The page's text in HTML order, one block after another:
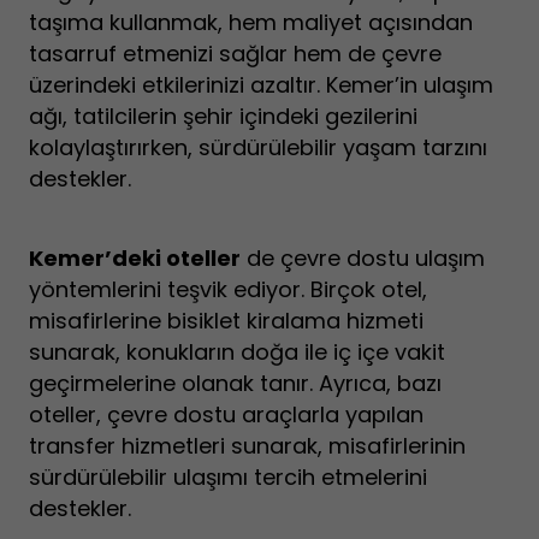
taşıma kullanmak, hem maliyet açısından
tasarruf etmenizi sağlar hem de çevre
üzerindeki etkilerinizi azaltır. Kemer’in ulaşım
ağı, tatilcilerin şehir içindeki gezilerini
kolaylaştırırken, sürdürülebilir yaşam tarzını
destekler.
Kemer’deki oteller de çevre dostu ulaşım
yöntemlerini teşvik ediyor. Birçok otel,
misafirlerine bisiklet kiralama hizmeti
sunarak, konukların doğa ile iç içe vakit
geçirmelerine olanak tanır. Ayrıca, bazı
oteller, çevre dostu araçlarla yapılan
transfer hizmetleri sunarak, misafirlerinin
sürdürülebilir ulaşımı tercih etmelerini
destekler.